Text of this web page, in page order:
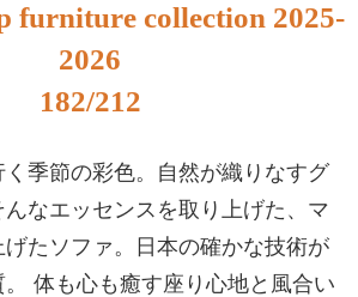
furniture collection 2025-
2026
182/212
季節の彩色。自然が織りなすグ
なエッセンスを取り上げた、マ
たソファ。日本の確かな技術が
体も心も癒す座り心地と風合い